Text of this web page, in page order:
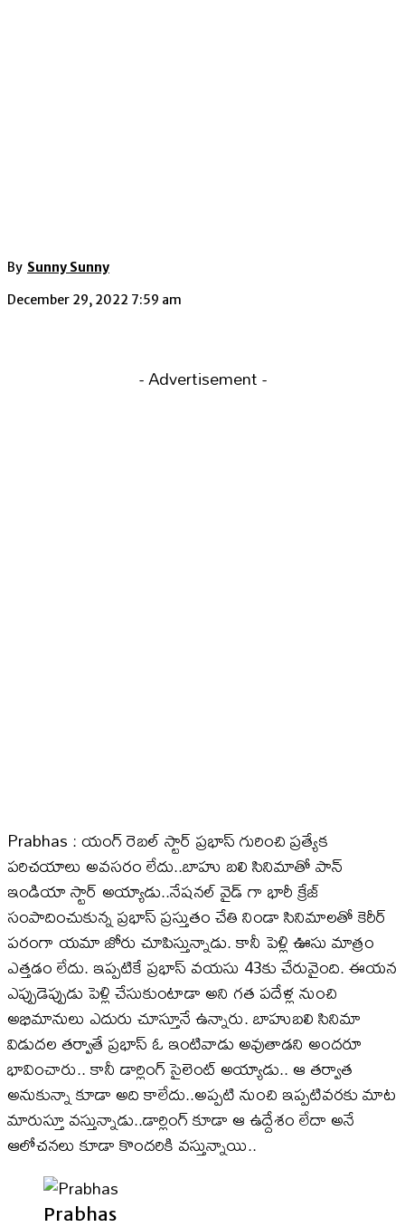
By Sunny Sunny
December 29, 2022 7:59 am
- Advertisement -
Prabhas : యంగ్ రెబల్ స్టార్ ప్రభాస్ గురించి ప్రత్యేక
పరిచయాలు అవసరం లేదు..బాహు బలి సినిమాతో పాన్
ఇండియా స్టార్ అయ్యాడు..నేషనల్ వైడ్ గా భారీ క్రేజ్
సంపాదించుకున్న ప్రభాస్ ప్రస్తుతం చేతి నిండా సినిమాలతో కెరీర్
పరంగా యమా జోరు చూపిస్తున్నాడు. కానీ పెళ్లి ఊసు మాత్రం
ఎత్తడం లేదు. ఇప్పటికే ప్రభాస్ వయసు 43కు చేరువైంది. ఈయన
ఎప్పుడెప్పుడు పెళ్లి చేసుకుంటాడా అని గత పదేళ్ల నుంచి
అభిమానులు ఎదురు చూస్తూనే ఉన్నారు. బాహుబలి సినిమా
విడుదల తర్వాతే ప్రభాస్ ఓ ఇంటివాడు అవుతాడని అందరూ
భావించారు.. కానీ డార్లింగ్ సైలెంట్ అయ్యాడు.. ఆ తర్వాత
అనుకున్నా కూడా అది కాలేదు..అప్పటి నుంచి ఇప్పటివరకు మాట
మారుస్తూ వస్తున్నాడు..డార్లింగ్ కూడా ఆ ఉద్దేశం లేదా అనే
ఆలోచనలు కూడా కొందరికి వస్తున్నాయి..
Prabhas